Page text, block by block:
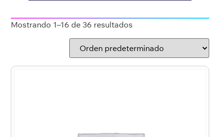
Mostrando 1–16 de 36 resultados